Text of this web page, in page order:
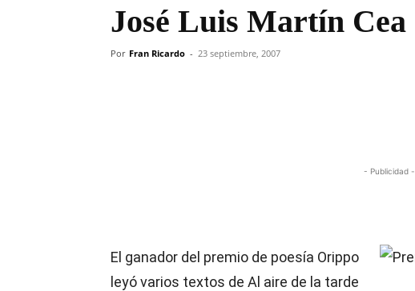
José Luis Martín Cea
Por Fran Ricardo - 23 septiembre, 2007
- Publicidad -
El ganador del premio de poesía Orippo
leyó varios textos de Al aire de la tarde